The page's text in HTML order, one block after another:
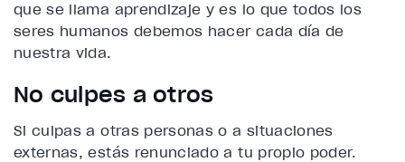
que se llama aprendizaje y es lo que todos los
seres humanos debemos hacer cada día de
nuestra vida.
No culpes a otros
Si culpas a otras personas o a situaciones
externas, estás renunciado a tu propio poder.